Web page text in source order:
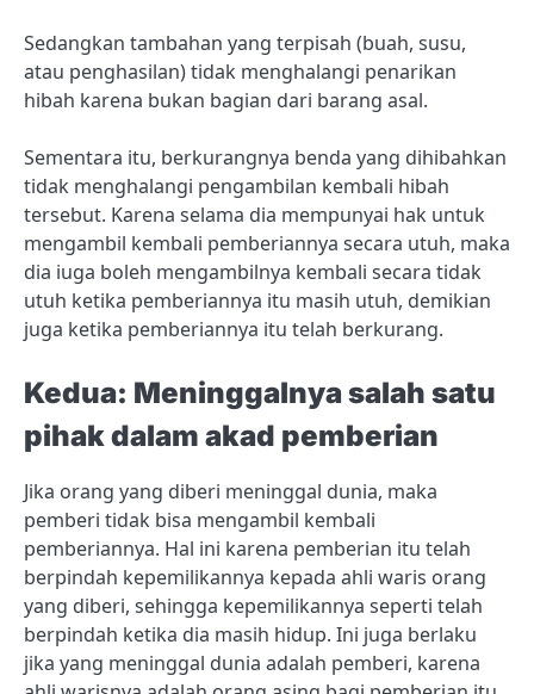
Sedangkan tambahan yang terpisah (buah, susu,
atau penghasilan) tidak menghalangi penarikan
hibah karena bukan bagian dari barang asal.
Sementara itu, berkurangnya benda yang dihibahkan
tidak menghalangi pengambilan kembali hibah
tersebut. Karena selama dia mempunyai hak untuk
mengambil kembali pemberiannya secara utuh, maka
dia iuga boleh mengambilnya kembali secara tidak
utuh ketika pemberiannya itu masih utuh, demikian
juga ketika pemberiannya itu telah berkurang.
Kedua: Meninggalnya salah satu
pihak dalam akad pemberian
Jika orang yang diberi meninggal dunia, maka
pemberi tidak bisa mengambil kembali
pemberiannya. Hal ini karena pemberian itu telah
berpindah kepemilikannya kepada ahli waris orang
yang diberi, sehingga kepemilikannya seperti telah
berpindah ketika dia masih hidup. Ini juga berlaku
jika yang meninggal dunia adalah pemberi, karena